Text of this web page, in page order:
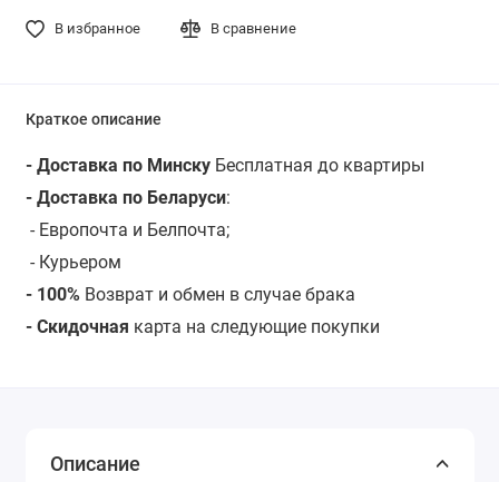
В избранное В сравнение
Краткое описание
- Доставка по МинскуБесплатная до квартиры
- Доставка по Беларуси:
- Европочта и Белпочта;
- Курьером
- 100% Возврат и обмен в случае брака
- Скидочная карта на следующие покупки
Описание